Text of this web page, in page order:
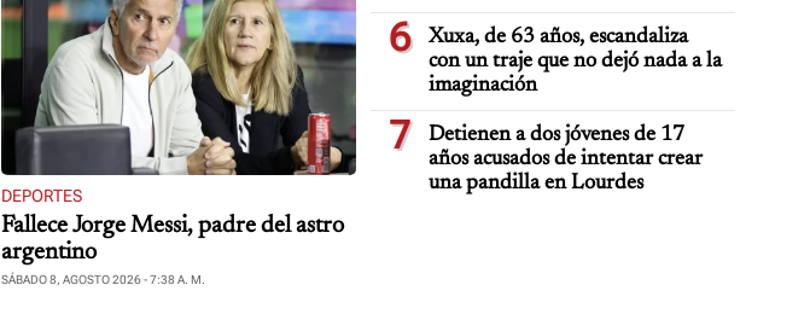
DEPORTES
Fallece Jorge Messi, padre del astro
argentino
SÁBADO 8, AGOSTO 2026 - 7:38 A. M.
6
Xuxa, de 63 años, escandaliza
con un traje que no dejó nada a la
imaginación
7
Detienen a dos jóvenes de 17
años acusados de intentar crear
una pandilla en Lourdes